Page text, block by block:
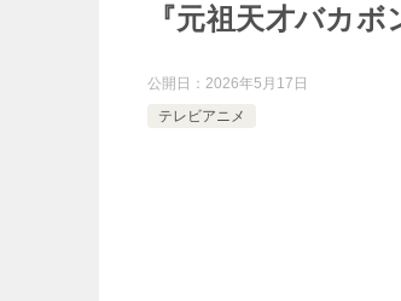
『元祖天才バカ
公開日： 2026年5月17日
テレビアニメ